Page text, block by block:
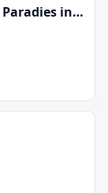
Hotel Gasthof Paradies I Ihr Paradies in Vogt